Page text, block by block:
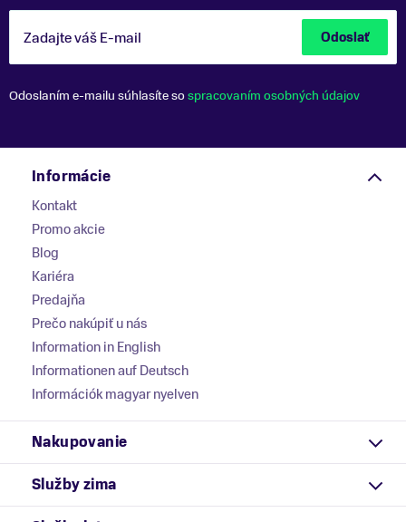
Zadajte váš E-mail Odoslať
Odoslaním e-mailu súhlasíte sospracovaním osobných údajov
Informácie
Kontakt
Promo akcie
Blog
Kariéra
Predajňa
Prečo nakúpiť u nás
Information in English
Informationen auf Deutsch
Információk magyar nyelven
Nakupovanie
Služby zima